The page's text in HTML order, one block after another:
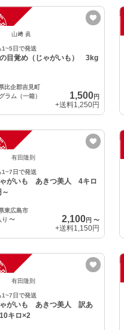
山﨑 眞
1~5日で発送
目覚め（じゃがいも） 3kg
比企郡吉見町
ラム（一箱）
1,500円
+送料1,250円
有田隆則
1~7日で発送
がいも あきつ美人 4キロ
東広島市
り 〜 2,100円〜
+送料1,150円
有田隆則
1~7日で発送
ゃがいも あきつ美人 訳あ
10キロ×2